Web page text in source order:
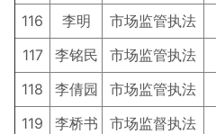
116
李明 市场监管执法
117
李铭民 市场监管执法
118
李倩园 市场监管执法
119
李桥书 市场监督执法